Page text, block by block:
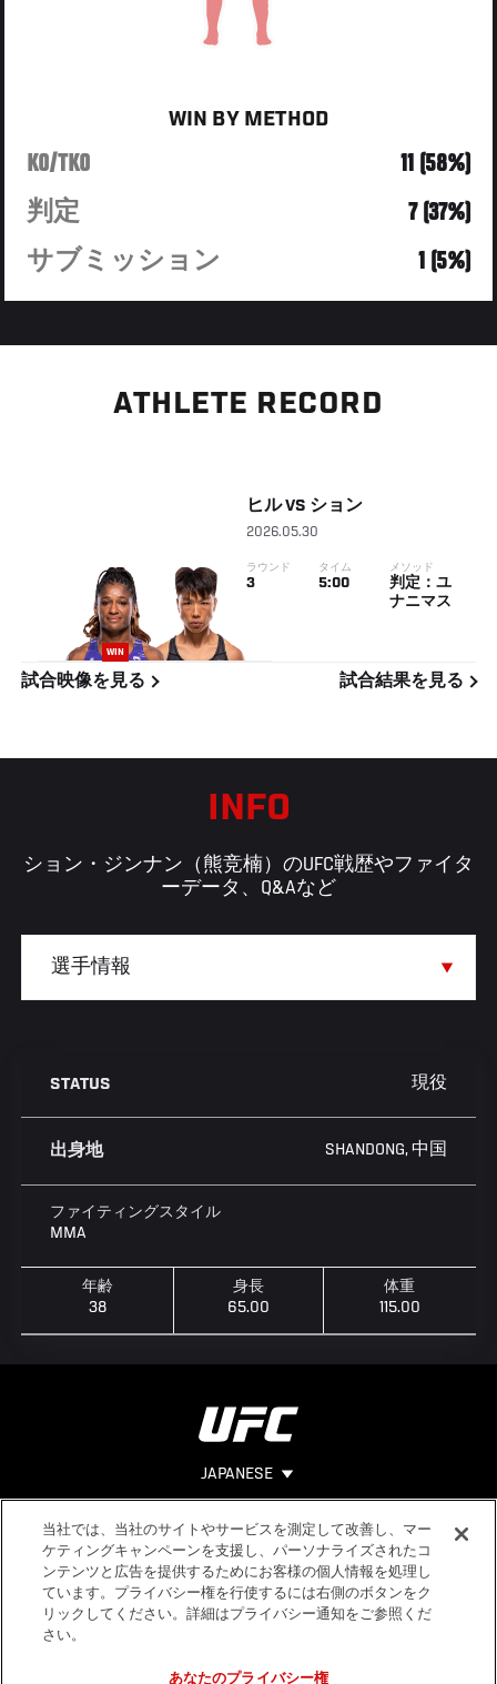
WIN BY METHOD
KO/TKO
11 (58%)
判定
7 (37%)
サブミッション
1 (5%)
ATHLETE RECORD
WIN
ヒルVS ション
2026.05.30
ラウンド
3
タイム
5:00
メソッド
判定：ユ
ナニマス
試合映像を見る 試合結果を見る
INFO
ション・ジンナン（熊竞楠）のUFC戦歴やファイタ
ーデータ、Q&Aなど
STATUS 現役
出身地 SHANDONG, 中国
ファイティングスタイル
MMA
年齢
38
身長
65.00
体重
115.00
JAPANESE
Footer ヘルプ
法的事項
利用規約
個人情報保
当社では、当社のサイトやサービスを測定して改善し、マー
ケティングキャンペーンを支援し、パーソナライズされたコ
ンテンツと広告を提供するためにお客様の個人情報を処理し
ています。プライバシー権を行使するには右側のボタンをク
リックしてください。詳細はプライバシー通知をご参照くだ
さい。
あなたのプライバシー権